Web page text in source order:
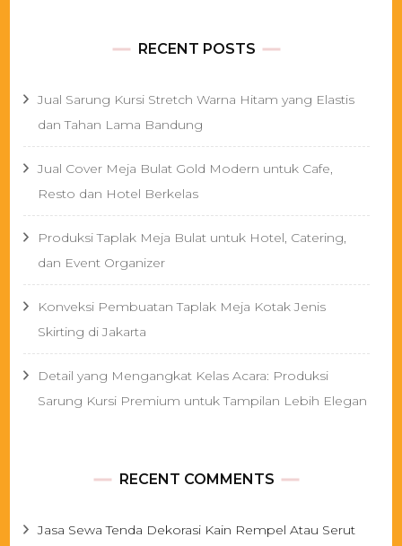
RECENT POSTS
Jual Sarung Kursi Stretch Warna Hitam yang Elastis
dan Tahan Lama Bandung
Jual Cover Meja Bulat Gold Modern untuk Cafe,
Resto dan Hotel Berkelas
Produksi Taplak Meja Bulat untuk Hotel, Catering,
dan Event Organizer
Konveksi Pembuatan Taplak Meja Kotak Jenis
Skirting di Jakarta
Detail yang Mengangkat Kelas Acara: Produksi
Sarung Kursi Premium untuk Tampilan Lebih Elegan
RECENT COMMENTS
Jasa Sewa Tenda Dekorasi Kain Rempel Atau Serut